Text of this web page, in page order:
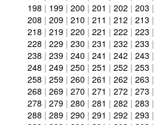
198 | 199 | 200 | 201 | 202 | 203 |
208 | 209 | 210 | 211 | 212 | 213 |
218 | 219 | 220 | 221 | 222 | 223 |
228 | 229 | 230 | 231 | 232 | 233 |
238 | 239 | 240 | 241 | 242 | 243 |
248 | 249 | 250 | 251 | 252 | 253 |
258 | 259 | 260 | 261 | 262 | 263 |
268 | 269 | 270 | 271 | 272 | 273 |
278 | 279 | 280 | 281 | 282 | 283 |
288 | 289 | 290 | 291 | 292 | 293 |